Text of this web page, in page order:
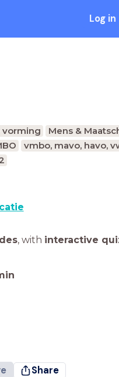
Log in
vorming
Mens &
vmbo, mavo, havo,
, with interactive
Share